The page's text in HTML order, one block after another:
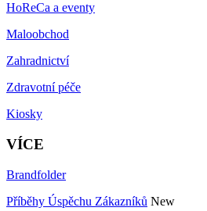
HoReCa a eventy
Maloobchod
Zahradnictví
Zdravotní péče
Kiosky
VÍCE
Brandfolder
Příběhy Úspěchu Zákazníků New